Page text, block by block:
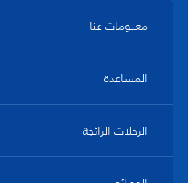
معلومات عنا
المساعدة
الرحلات الرائجة